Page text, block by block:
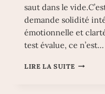
saut dans le
demande solidité
émotionnelle et
test évalue, ce n’est…
LIRE LA SUITE OUTIL